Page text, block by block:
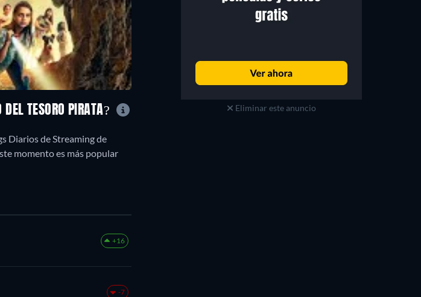
Eliminar este anuncio
TESORO PIRATA?
Diarios de Streaming de
momento es más popular
+16
-7